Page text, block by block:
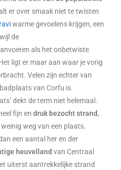
er over smaak niet te twisten
warme gevoelens krijgen, een
de
als het onbetwiste
ligt er maar aan waar je vorig
Velen zijn echter van
van Corfu is.
dekt de term niet helemaal.
fijn en druk bezocht strand,
weg van een plaats.
een aantal her en der
heuvelland van Centraal
uiterst aantrekkelijke strand